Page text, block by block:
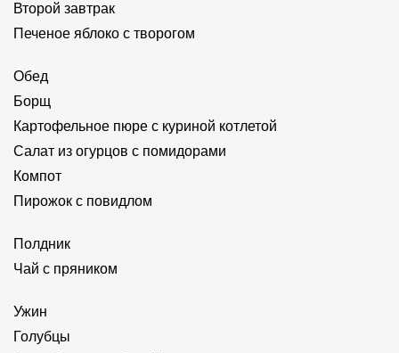
Второй завтрак
Печеное яблоко с творогом
Обед
Борщ
Картофельное пюре с куриной котлетой
Салат из огурцов с помидорами
Компот
Пирожок с повидлом
Полдник
Чай с пряником
Ужин
Голубцы